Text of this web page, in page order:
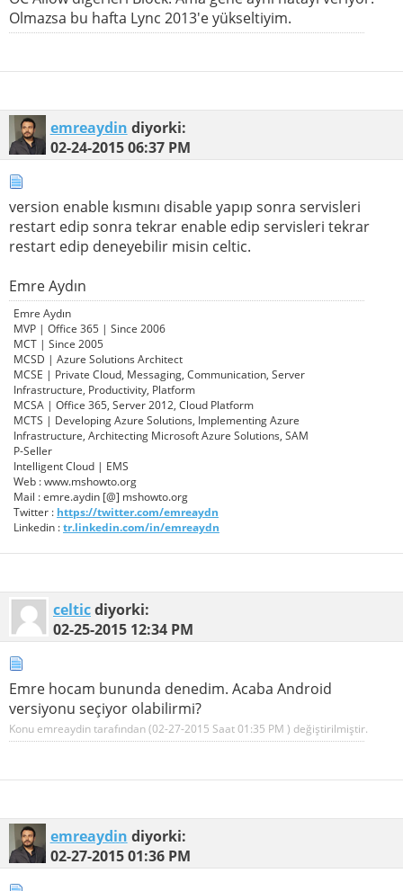
Olmazsa bu hafta Lync 2013'e yükseltiyim.
emreaydin diyorki:
02-24-201506:37 PM
version enable kısmını disable yapıp sonra servisleri
restart edip sonra tekrar enable edip servisleri tekrar
restart edip deneyebilir misin celtic.
Emre Aydın
Emre Aydın
MVP | Office 365 | Since 2006
MCT | Since 2005
MCSD | Azure Solutions Architect
MCSE | Private Cloud, Messaging, Communication, Server
Infrastructure, Productivity, Platform
MCSA | Office 365, Server 2012, Cloud Platform
MCTS | Developing Azure Solutions, Implementing Azure
Infrastructure, Architecting Microsoft Azure Solutions, SAM
P-Seller
Intelligent Cloud | EMS
Web : www.mshowto.org
Mail : emre.aydin [@] mshowto.org
Twitter : https://twitter.com/emreaydn
Linkedin :tr.linkedin.com/in/emreaydn
celticdiyorki:
02-25-2015 12:34 PM
Emre hocam bununda denedim. Acaba Android
versiyonu seçiyor olabilirmi?
Konu emreaydin tarafından (02-27-2015 Saat01:35 PM ) değiştirilmiştir.
emreaydin diyorki:
02-27-201501:36 PM